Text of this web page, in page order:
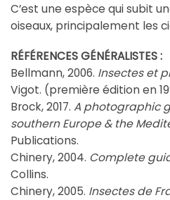
C’est une espèce qui subit
oiseaux, principalement les
RÉFÉRENCES GÉNÉRALISTES :
Bellmann, 2006. Insectes et
Vigot. (première édition en
Brock, 2017. A photographic
southern Europe & the
Publications.
Chinery, 2004. Complete
Collins.
Chinery, 2005. Insectes de